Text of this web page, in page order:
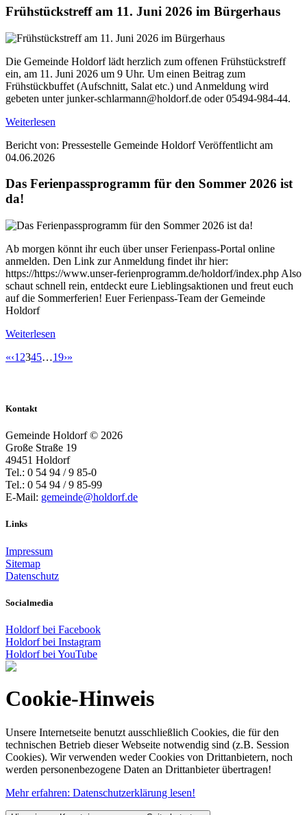
Frühstückstreff am 11. Juni 2026 im Bürgerhaus
Die Gemeinde Holdorf lädt herzlich zum offenen Frühstückstreff
ein, am 11. Juni 2026 um 9 Uhr. Um einen Beitrag zum
Frühstückbuffet (Aufschnitt, Salat etc.) und Anmeldung wird
gebeten unter junker-schlarmann@holdorf.de oder 05494-984-44.
Weiterlesen
Bericht von: Pressestelle Gemeinde Holdorf Veröffentlicht am
04.06.2026
Das Ferienpassprogramm für den Sommer 2026 ist
da!
Ab morgen könnt ihr euch über unser Ferienpass-Portal online
anmelden. Den Link zur Anmeldung findet ihr hier:
https://https://www.unser-ferienprogramm.de/holdorf/index.php Also
schaut schnell rein, entdeckt eure Lieblingsaktionen und freut euch
auf die Sommerferien! Euer Ferienpass-Team der Gemeinde
Holdorf
Weiterlesen
«‹1 2345…19›»
Kontakt
Gemeinde Holdorf © 2026
Große Straße 19
49451 Holdorf
Tel.: 0 54 94 / 9 85-0
Tel.: 0 54 94 / 9 85-99
E-Mail: gemeinde@holdorf.de
Links
Impressum
Sitemap
Datenschutz
Socialmedia
Holdorf bei Facebook
Holdorf bei Instagram
Holdorf bei YouTube
Cookie-Hinweis
Unsere Internetseite benutzt ausschließlich Cookies, die für den
technischen Betrieb dieser Webseite notwendig sind (z.B. Session
Cookies). Wir verwenden weder Cookies von Drittanbietern, noch
werden personenbezogene Daten an Drittanbieter übertragen!
Mehr erfahren: Datenschutzerklärung lesen!